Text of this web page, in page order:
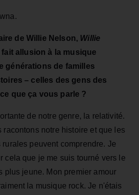
de Willie Nelson, Willie
fait allusion à la musique
générations de familles
– celles des gens des
que ça vous parle ?
de notre genre, la relativité.
racontons notre histoire et que les
rurales peuvent comprendre. Je
cela que je me suis tourné vers le
plus jeune. Mon premier amour
la musique rock. Je n'étais